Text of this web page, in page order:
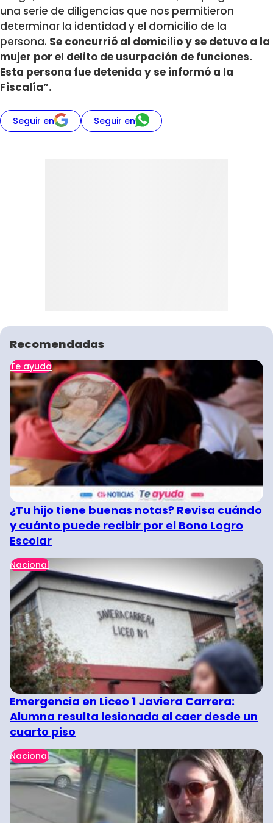
una serie de diligencias que nos permitieron
determinar la identidad y el domicilio de la
persona. Se concurrió al domicilio y se detuvo a la
mujer por el delito de usurpación de funciones.
Esta persona fue detenida y se informó a la
Fiscalía”.
Seguir en Seguir en
Recomendadas
Te ayuda
¿Tu hijo tiene buenas notas? Revisa cuándo
y cuánto puede recibir por el Bono Logro
Escolar
Nacional
Emergencia en Liceo 1 Javiera Carrera:
Alumna resulta lesionada al caer desde un
cuarto piso
Nacional